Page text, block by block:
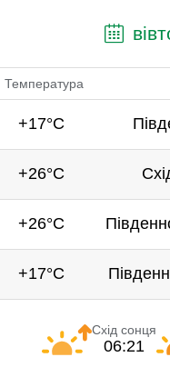
Температура
+17°C
+26°C
+26°C
+17°C
Схід сонця
06:21